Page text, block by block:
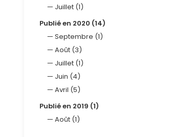
Juillet (1)
Publié en 2020 (14)
Septembre (1)
Août (3)
Juillet (1)
Juin (4)
Avril (5)
Publié en 2019 (1)
Août (1)